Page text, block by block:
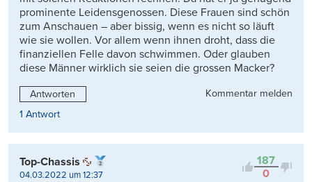
prominente Leidensgenossen. Diese Frauen sind schön
zum Anschauen – aber bissig, wenn es nicht so läuft
wie sie wollen. Vor allem wenn ihnen droht, dass die
finanziellen Felle davon schwimmen. Oder glauben
diese Männer wirklich sie seien die grossen Macker?
Antworten
Kommentar melden
1 Antwort
187
0
Top-Chassis
04.03.2022 um 12:37